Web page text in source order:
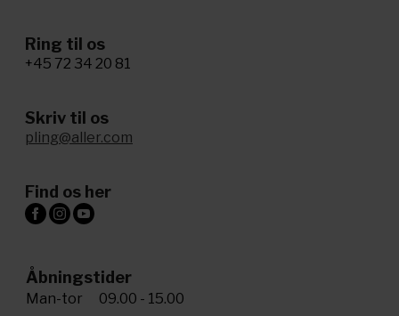
Ring til os
+45 72 34 20 81
Skriv til os
pling@aller.com
Find os her
Åbningstider
Man-tor
09.00 - 15.00